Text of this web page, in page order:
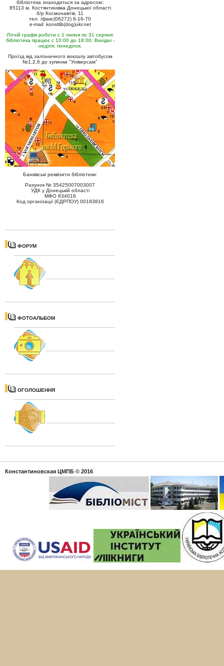
бібліотека знаходиться за адресою:
85113 м. Костянтинівка Донецької області
б/р Космонавтів, 11
тел. /факс(06272) 6-16-70
e-mail: konstlib(dog)ukr.net
Літній графік роботи с 1 липня по 31 серпня:
бібліотека працює с 10:00 до 18:00. Вихідні -
неділя, понеділок.
Проїзд від залізничного вокзалу автобусом
№1,2,6 до зупинки "Універсам"
Банківські реквізити бібліотеки:
Рахунок № 35425007003007
УДК у Донецькій області
МФО 834016
Код організації (ЄДРПОУ) 00183816
ФОРУМ
ФОТОАЛЬБОМ
ОГОЛОШЕННЯ
Константиновская ЦМПБ © 2016